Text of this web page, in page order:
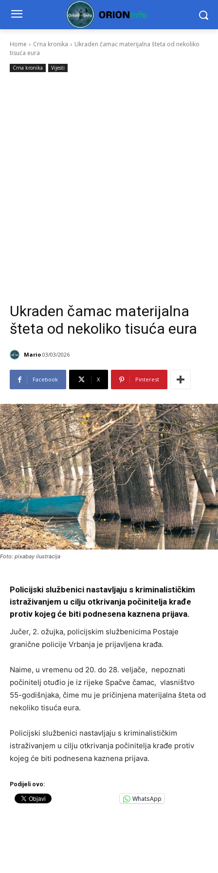
Home Crna kronika
Ukraden čamac materijalna šteta od nekoliko
tisuća eura
Crna kronika Vijesti
Ukraden čamac materijalna
šteta od nekoliko tisuća eura
Mario 03/03/2026
Facebook X Pinterest
Foto: pixabay ilustracija
Policijski službenici nastavljaju s kriminalističkim
istraživanjem u cilju otkrivanja počinitelja krađe
protiv kojeg će biti podnesena kaznena prijava.
Jučer, 2. ožujka, policijskim službenicima Postaje
granične policije Vrbanja je prijavljena krađa.
Naime, u vremenu od 20. do 28. veljače, nepoznati
počinitelj otuđio je iz rijeke Spačve čamac, vlasništvo
55-godišnjaka, čime mu je pričinjena materijalna šteta od
nekoliko tisuća eura.
Policijski službenici nastavljaju s kriminalističkim
istraživanjem u cilju otkrivanja počinitelja krađe protiv
kojeg će biti podnesena kaznena prijava.
Podijeli ovo:
WhatsApp